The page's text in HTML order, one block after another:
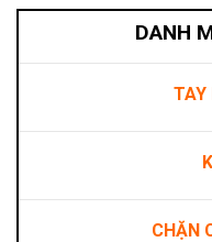
DANH
TAY
CHẶN